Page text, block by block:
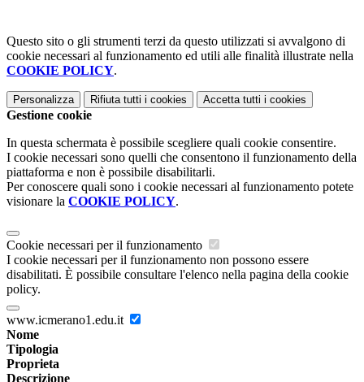
Questo sito o gli strumenti terzi da questo utilizzati si avvalgono di
cookie necessari al funzionamento ed utili alle finalità illustrate nella
COOKIE POLICY.
Personalizza Rifiuta tutti i cookies Accetta tutti i cookies
Gestione cookie
In questa schermata è possibile scegliere quali cookie consentire.
I cookie necessari sono quelli che consentono il funzionamento della
piattaforma e non è possibile disabilitarli.
Per conoscere quali sono i cookie necessari al funzionamento potete
visionare la COOKIE POLICY.
Cookie necessari per il funzionamento
I cookie necessari per il funzionamento non possono essere
disabilitati. È possibile consultare l'elenco nella pagina della cookie
policy.
www.icmerano1.edu.it
Nome
Tipologia
Proprieta
Descrizione